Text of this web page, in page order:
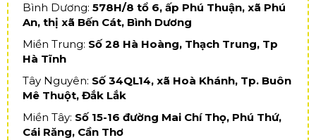
Bình Dương: 578H/8 tổ 6, ấp Phú Thuận, xã Phú
An, thị xã Bến Cát, Bình Dương
Miền Trung: Số 28 Hà Hoàng, Thạch Trung, Tp
Hà Tĩnh
Tây Nguyên: Số 34QL14, xã Hoà Khánh, Tp. Buôn
Mê Thuột, Đắk Lắk
Miền Tây: Số 15-16 đường Mai Chí Thọ, Phú Thứ,
Cái Răng, Cần Thơ